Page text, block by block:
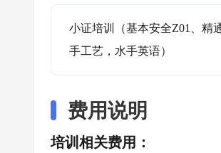
小证培训（基本安全Z01、精
手工艺，水手英语）
费用说明
培训相关费用：